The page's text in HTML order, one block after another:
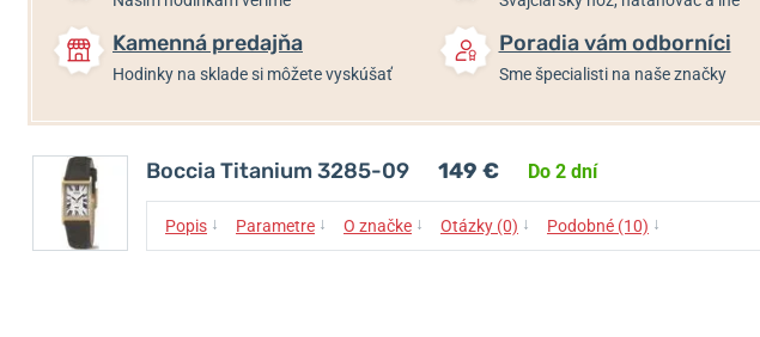
Kamenná predajňa
Hodinky na sklade si môžete vyskúšať
Poradia vám odborníci
Sme špecialisti na naše značky
Boccia Titanium 3285-09 149 € Do 2 dní
Popis ↓ Parametre ↓ O značke ↓ Otázky (0) ↓ Podobné (10) ↓